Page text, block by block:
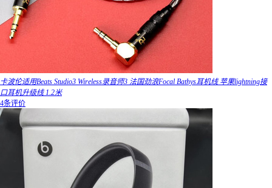
卡波伦适用Beats Studio3 Wireless录音师3 法国劲浪Focal Bathys耳机线 苹果lightning接
口耳机升级线 1.2米
4条评价